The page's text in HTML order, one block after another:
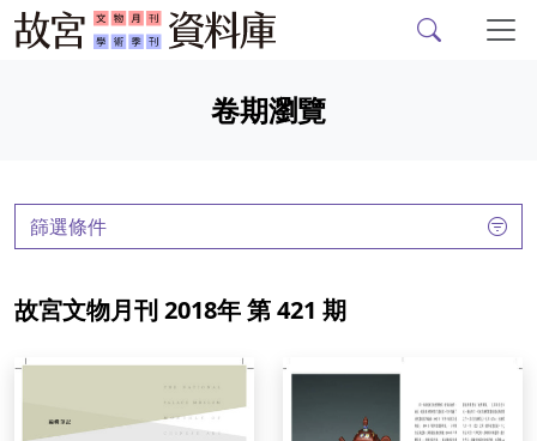
故宮文物月刊、故宮學
卷期瀏覽
篩選條件
故宮文物月刊 2018年 第 421 期